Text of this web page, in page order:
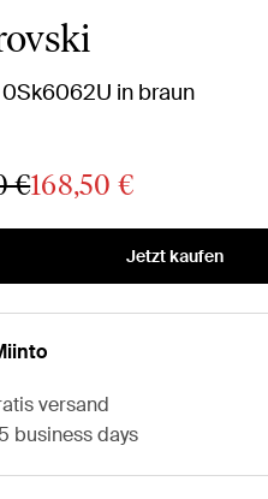
in braun
€168,50 €
Jetzt kaufen
versand
5 business days